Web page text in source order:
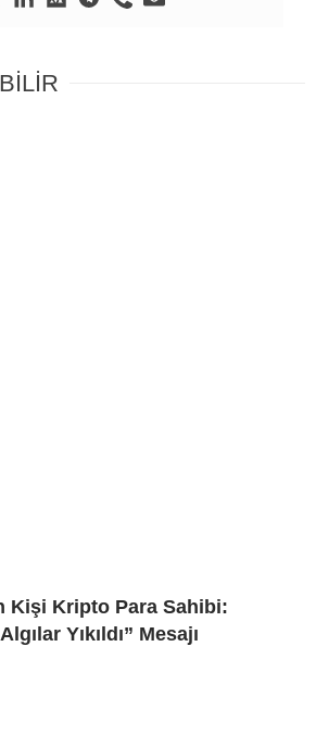
Kişi Kripto Para Sahibi:
Yıkıldı” Mesajı